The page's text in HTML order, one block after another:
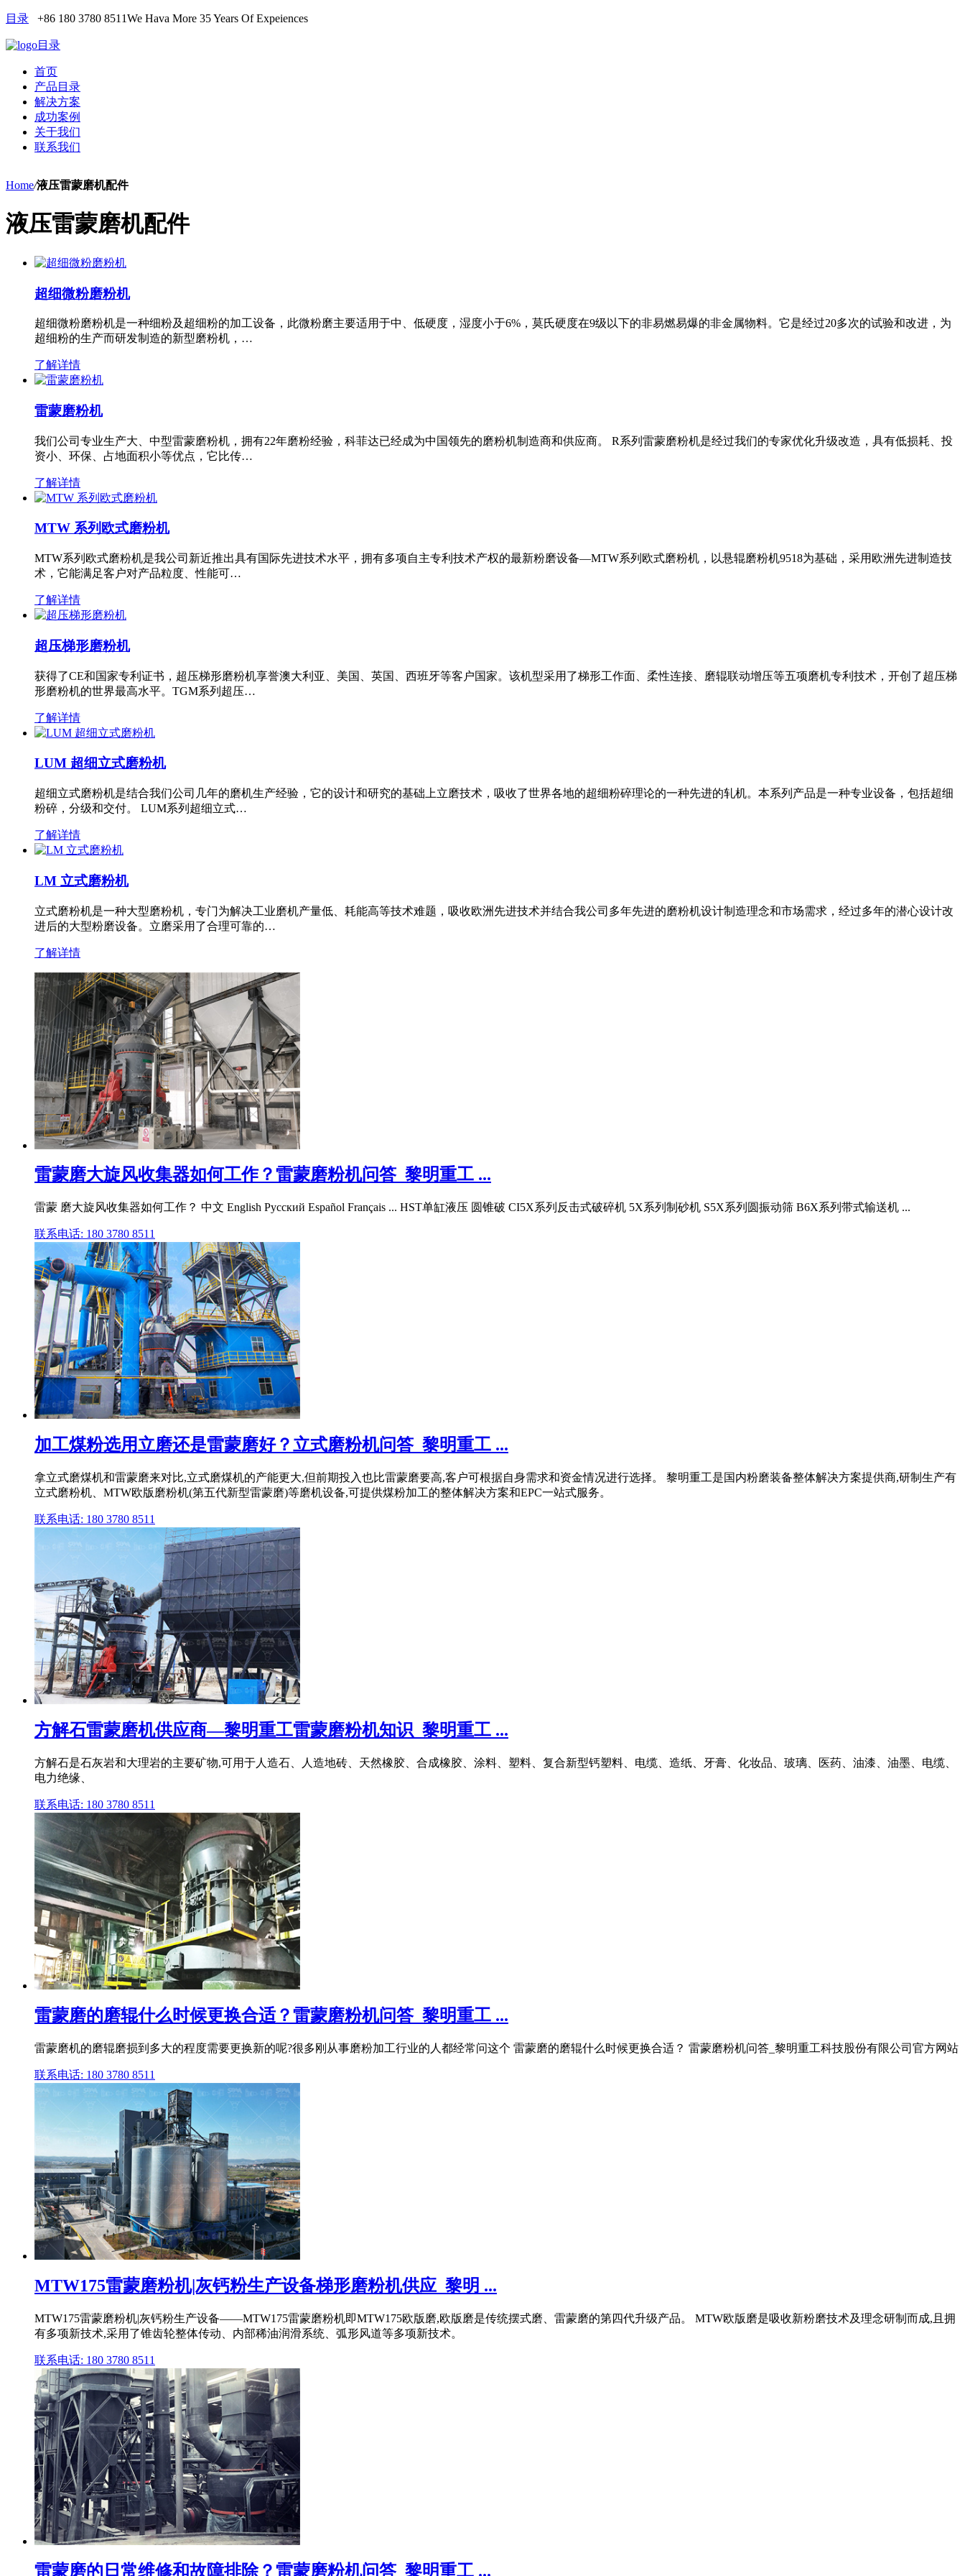
目录 +86 180 3780 8511We Hava More 35 Years Of Expeiences
目录
首页
产品目录
解决方案
成功案例
关于我们
联系我们
Home/液压雷蒙磨机配件
液压雷蒙磨机配件
超细微粉磨粉机
超细微粉磨粉机是一种细粉及超细粉的加工设备，此微粉磨主要适用于中、低硬度，湿度小于6%，莫氏硬度在9级以下的非易燃易爆的非金属物料。它是经过20多次的试验和改进，为
超细粉的生产而研发制造的新型磨粉机，…
了解详情
雷蒙磨粉机
我们公司专业生产大、中型雷蒙磨粉机，拥有22年磨粉经验，科菲达已经成为中国领先的磨粉机制造商和供应商。 R系列雷蒙磨粉机是经过我们的专家优化升级改造，具有低损耗、投
资小、环保、占地面积小等优点，它比传…
了解详情
MTW 系列欧式磨粉机
MTW系列欧式磨粉机是我公司新近推出具有国际先进技术水平，拥有多项自主专利技术产权的最新粉磨设备—MTW系列欧式磨粉机，以悬辊磨粉机9518为基础，采用欧洲先进制造技
术，它能满足客户对产品粒度、性能可…
了解详情
超压梯形磨粉机
获得了CE和国家专利证书，超压梯形磨粉机享誉澳大利亚、美国、英国、西班牙等客户国家。该机型采用了梯形工作面、柔性连接、磨辊联动增压等五项磨机专利技术，开创了超压梯
形磨粉机的世界最高水平。TGM系列超压…
了解详情
LUM 超细立式磨粉机
超细立式磨粉机是结合我们公司几年的磨机生产经验，它的设计和研究的基础上立磨技术，吸收了世界各地的超细粉碎理论的一种先进的轧机。本系列产品是一种专业设备，包括超细
粉碎，分级和交付。 LUM系列超细立式…
了解详情
LM 立式磨粉机
立式磨粉机是一种大型磨粉机，专门为解决工业磨机产量低、耗能高等技术难题，吸收欧洲先进技术并结合我公司多年先进的磨粉机设计制造理念和市场需求，经过多年的潜心设计改
进后的大型粉磨设备。立磨采用了合理可靠的…
了解详情
雷蒙磨大旋风收集器如何工作？雷蒙磨粉机问答_黎明重工 ...
雷蒙 磨大旋风收集器如何工作？ 中文 English Русский Español Français ... HST单缸液压 圆锥破 CI5X系列反击式破碎机 5X系列制砂机 S5X系列圆振动筛 B6X系列带式输送机 ...
联系电话: 180 3780 8511
加工煤粉选用立磨还是雷蒙磨好？立式磨粉机问答_黎明重工 ...
拿立式磨煤机和雷蒙磨来对比,立式磨煤机的产能更大,但前期投入也比雷蒙磨要高,客户可根据自身需求和资金情况进行选择。 黎明重工是国内粉磨装备整体解决方案提供商,研制生产有
立式磨粉机、MTW欧版磨粉机(第五代新型雷蒙磨)等磨机设备,可提供煤粉加工的整体解决方案和EPC一站式服务。
联系电话: 180 3780 8511
方解石雷蒙磨机供应商—黎明重工雷蒙磨粉机知识_黎明重工 ...
方解石是石灰岩和大理岩的主要矿物,可用于人造石、人造地砖、天然橡胶、合成橡胶、涂料、塑料、复合新型钙塑料、电缆、造纸、牙膏、化妆品、玻璃、医药、油漆、油墨、电缆、
电力绝缘、
联系电话: 180 3780 8511
雷蒙磨的磨辊什么时候更换合适？雷蒙磨粉机问答_黎明重工 ...
雷蒙磨机的磨辊磨损到多大的程度需要更换新的呢?很多刚从事磨粉加工行业的人都经常问这个 雷蒙磨的磨辊什么时候更换合适？ 雷蒙磨粉机问答_黎明重工科技股份有限公司官方网站
联系电话: 180 3780 8511
MTW175雷蒙磨粉机|灰钙粉生产设备梯形磨粉机供应_黎明 ...
MTW175雷蒙磨粉机|灰钙粉生产设备——MTW175雷蒙磨粉机即MTW175欧版磨,欧版磨是传统摆式磨、雷蒙磨的第四代升级产品。 MTW欧版磨是吸收新粉磨技术及理念研制而成,且拥
有多项新技术,采用了锥齿轮整体传动、内部稀油润滑系统、弧形风道等多项新技术。
联系电话: 180 3780 8511
雷蒙磨的日常维修和故障排除？雷蒙磨粉机问答_黎明重工 ...